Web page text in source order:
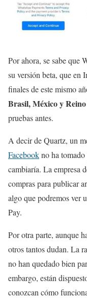
Por ahora, se sabe que
su versión beta, que en
finales de este mismo
Brasil, México y
pruebas antes.
A decir de Quartz, un
Facebookno ha tomado
cambiaría. La empresa
compras para publicar
algo que podremos ver
Pay.
Por otra parte, aunque
otros tantos dudan. La
no han quedado bien
embargo, están
conozcan cómo